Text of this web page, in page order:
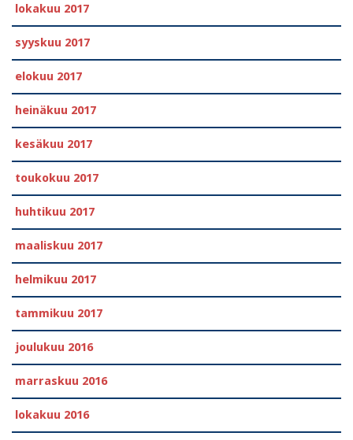
lokakuu 2017
syyskuu 2017
elokuu 2017
heinäkuu 2017
kesäkuu 2017
toukokuu 2017
huhtikuu 2017
maaliskuu 2017
helmikuu 2017
tammikuu 2017
joulukuu 2016
marraskuu 2016
lokakuu 2016